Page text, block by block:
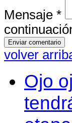
Mensaje *
volver
Ojo